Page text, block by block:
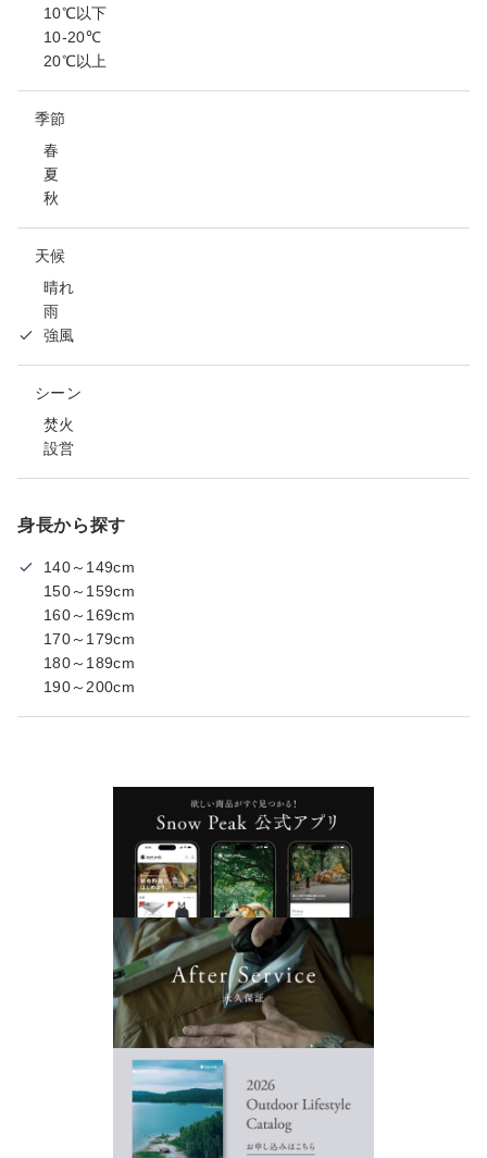
10℃以下
10-20℃
20℃以上
季節
春
夏
秋
天候
晴れ
雨
強風
シーン
焚火
設営
身長から探す
140～149cm
150～159cm
160～169cm
170～179cm
180～189cm
190～200cm